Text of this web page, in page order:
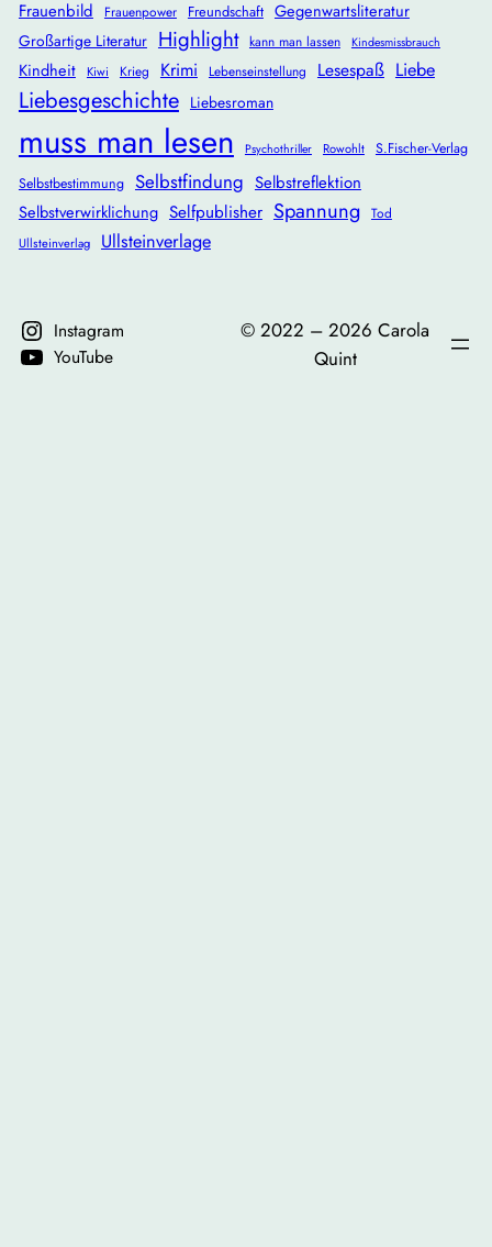
Frauenbild Frauenpower Freundschaft Gegenwartsliteratur
Großartige Literatur Highlight kann man lassen Kindesmissbrauch
Kindheit Kiwi Krieg Krimi Lebenseinstellung Lesespaß Liebe
Liebesgeschichte Liebesroman
muss man lesen Psychothriller Rowohlt
S.Fischer-Verlag
Selbstbestimmung Selbstfindung Selbstreflektion
Selbstverwirklichung Selfpublisher Spannung Tod
Ullsteinverlag Ullsteinverlage
Instagram
YouTube
©️ 2022 – 2026 Carola
Quint